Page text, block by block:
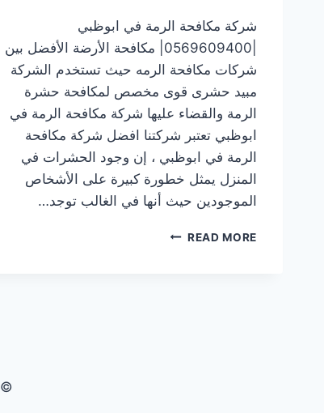
شركة مكافحة الرمة في ابوظبي
|0569609400| مكافحة الأرضة الأفضل بين
شركات مكافحة الرمه حيث تستخدم الشركة
مبيد حشرى قوى مخصص لمكافحة حشرة
الرمة والقضاء عليها شركة مكافحة الرمة في
ابوظبي تعتبر شركتنا افضل شركة مكافحة
الرمة في ابوظبي ، إن وجود الحشرات في
المنزل يمثل خطورة كبيرة على الأشخاص
الموجودين حيث أنها في الغالب توجد…
READ MOREشركة
© 2026 تنظيف صيانة مكافحة حشرات - WordPress Theme by